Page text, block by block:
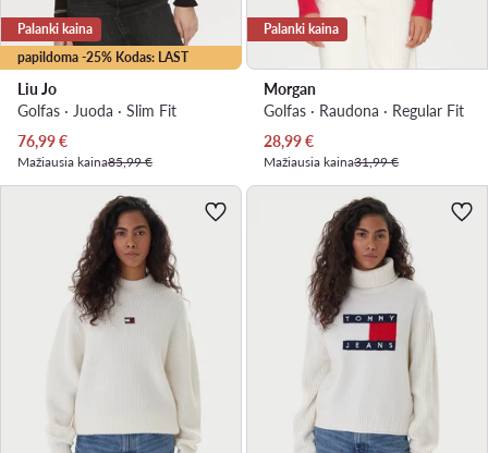
papildoma -25% Kodas: LAST
Palanki kaina
Liu Jo
Golfas · Juoda · Slim Fit
Dabartinė kaina
76,99€
Mažiausia kaina85,99 €
Palanki kaina
Morgan
Golfas · Raudona · Regular Fit
Dabartinė kaina
28,99€
Mažiausia kaina31,99 €